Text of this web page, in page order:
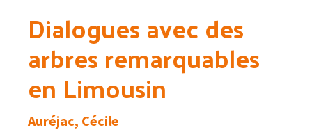
Dialogues avec des
arbres remarquables
en Limousin
Auréjac, Cécile